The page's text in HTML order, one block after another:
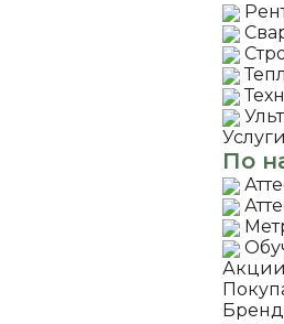
Услуги
По
Акции